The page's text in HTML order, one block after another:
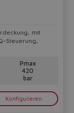
mit
Steuerung,
Pmax
420
bar
Konfigurieren